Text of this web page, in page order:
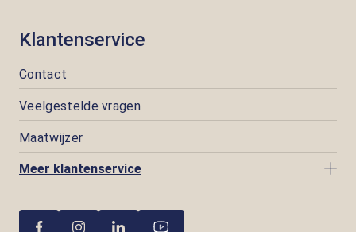
Klantenservice
Contact
Veelgestelde vragen
Maatwijzer
Meer klantenservice